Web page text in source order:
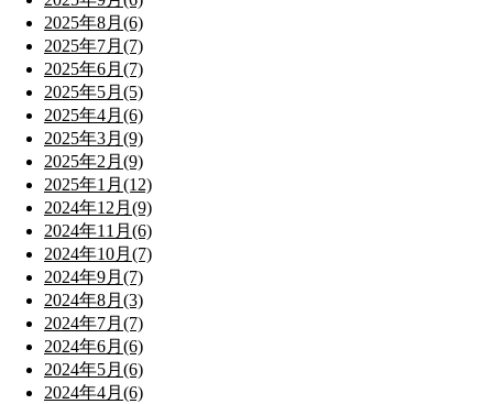
2025年8月(6)
2025年7月(7)
2025年6月(7)
2025年5月(5)
2025年4月(6)
2025年3月(9)
2025年2月(9)
2025年1月(12)
2024年12月(9)
2024年11月(6)
2024年10月(7)
2024年9月(7)
2024年8月(3)
2024年7月(7)
2024年6月(6)
2024年5月(6)
2024年4月(6)